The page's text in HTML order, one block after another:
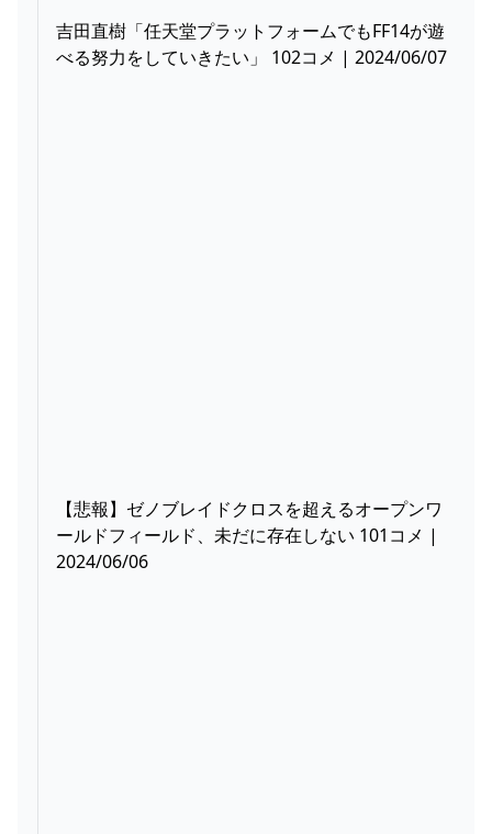
吉田直樹「任天堂プラットフォームでもFF14が遊
べる努力をしていきたい」 102コメ | 2024/06/07
【悲報】ゼノブレイドクロスを超えるオープンワ
ールドフィールド、未だに存在しない 101コメ |
2024/06/06